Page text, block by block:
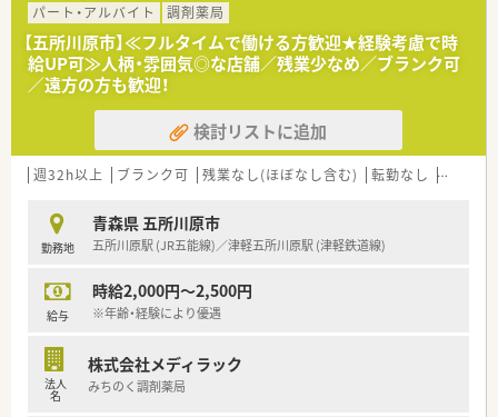
【法人特徴について】
■ショッピングモールを地域医療の拠点と位置付けており、調剤
を核としながら健康をトータルサポートすることを目指してい
ます。
■衣食住の「住」におけるヘルス＆ビューティーケア事業を最重
要課題とし、地域ニーズを先取りするステーションを構築中で
■パート社員であっても、社会保険の加入や総合共済会への加入
など、大手企業ならではの手厚い福利厚生を享受できるのが特徴
【想定される業務内容】
■処方箋に基づく調剤業務や服薬指導はもちろんのこと、OTC医
す。
■面応需のため処方内容が多岐にわたり、疑義照会や薬歴管理を
■併設されたドラッグストアコーナーにおいて、患者様の健康相
談に乗り適切なアドバイスを行うカウンセリング業務も重要で
パート・アルバイト
調剤薬局
【五所川原市】≪フルタイムで働ける方歓迎★経験考慮で時
給UP可≫人柄・雰囲気◎な店舗／残業少なめ／ブランク可
／遠方の方も歓迎！
検討リストに追加
週32h以上 ブランク可 残業なし(ほぼなし含む) 転勤なし 車通勤
勤務地
青森県 五所川原市
五所川原駅 (JR五能線)／津軽五所川原駅 (津軽鉄道線)
給与
時給2,000円～2,500円
※年齢・経験により優遇
法人
名
株式会社メディラック
みちのく調剤薬局